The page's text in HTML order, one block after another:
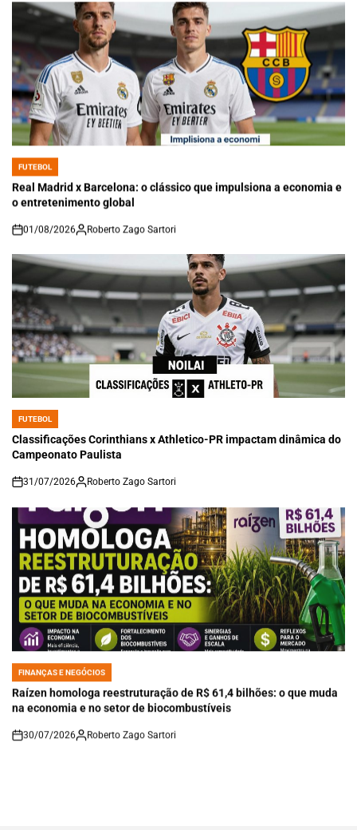
POSTED
IN
FUTEBOL
Real Madrid x Barcelona: o clássico que impulsiona a economia e
o entretenimento global
on
01/08/2026 Roberto Zago Sartori
POSTED
IN
FUTEBOL
Classificações Corinthians x Athletico-PR impactam dinâmica do
Campeonato Paulista
on
31/07/2026 Roberto Zago Sartori
POSTED
IN
FINANÇAS E NEGÓCIOS
Raízen homologa reestruturação de R$ 61,4 bilhões: o que muda
na economia e no setor de biocombustíveis
on
30/07/2026 Roberto Zago Sartori